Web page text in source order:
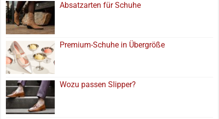
Absatzarten für Schuhe
Premium-Schuhe in Übergröße
Wozu passen Slipper?